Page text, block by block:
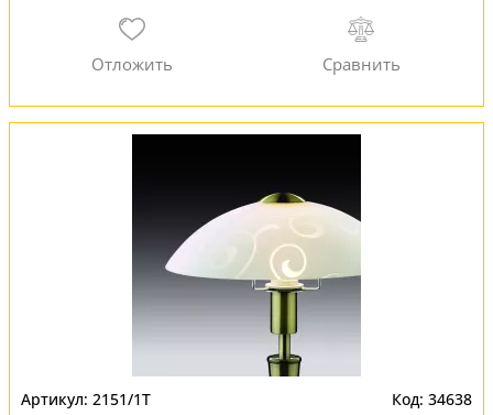
2151/1T 34638